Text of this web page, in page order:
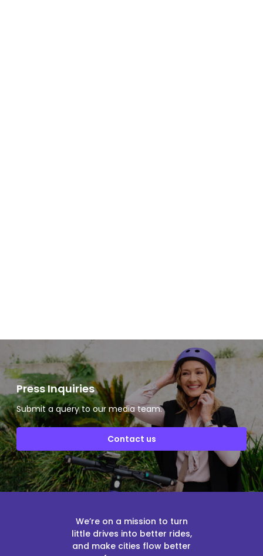
Press Inquiries
Submit a query to our media team.
Contact us
We’re on a mission to turn
little drives into better rides,
and make cities flow better